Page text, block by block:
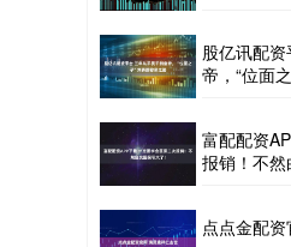
股亿讯配
帝，“位面
富配配资
报销！不然
点点金配